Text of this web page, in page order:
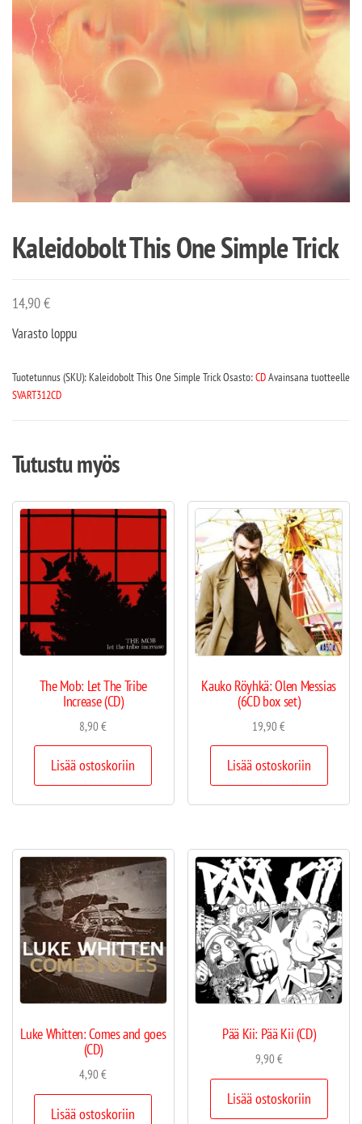
Kaleidobolt This One Simple Trick
14,90€
Varasto loppu
Tuotetunnus (SKU): Kaleidobolt This One Simple TrickOsasto:CDAvainsana tuotteelle
SVART312CD
Tutustu myös
The Mob: Let The Tribe
Increase (CD)
8,90€
Lisää ostoskoriin
Kauko Röyhkä: Olen Messias
(6CD box set)
19,90€
Lisää ostoskoriin
Luke Whitten: Comes and goes
(CD)
4,90€
Lisää ostoskoriin
Pää Kii: Pää Kii (CD)
9,90€
Lisää ostoskoriin